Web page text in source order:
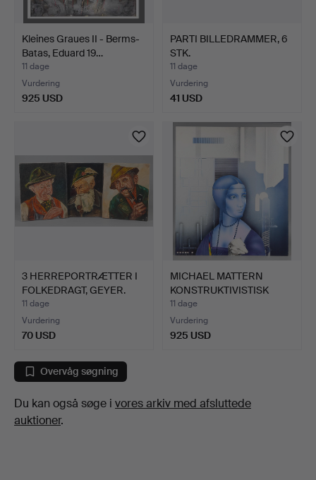
Kleines Graues II - Berms-
Batas, Eduard 19…
11 dage
Vurdering
925 USD
PARTI BILLEDRAMMER, 6
STK.
11 dage
Vurdering
41 USD
3 HERREPORTRÆTTER I
FOLKEDRAGT, GEYER.
11 dage
Vurdering
70 USD
MICHAEL MATTERN
KONSTRUKTIVISTISK
MALERI.
11 dage
Vurdering
925 USD
Overvåg søgning
Du kan også søge i vores arkiv med afsluttede
auktioner.